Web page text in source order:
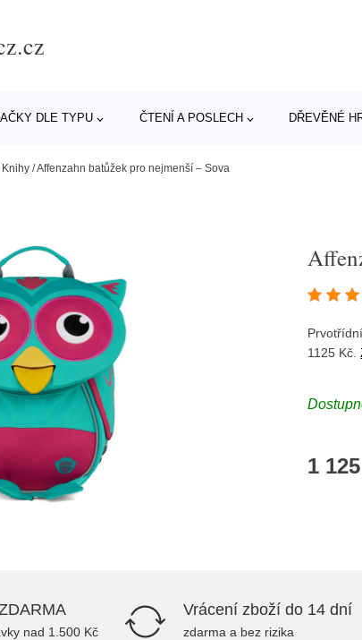
DLE TYPU ČTENÍ A POSLECH DŘEVĚNÉ
Knihy /Affenzahn batůžek pro nejmenší – Sova
1125 Kč.
1
nad 1.500 Kč
Vrácení zboží do 14 dní
zdarma a bez rizika